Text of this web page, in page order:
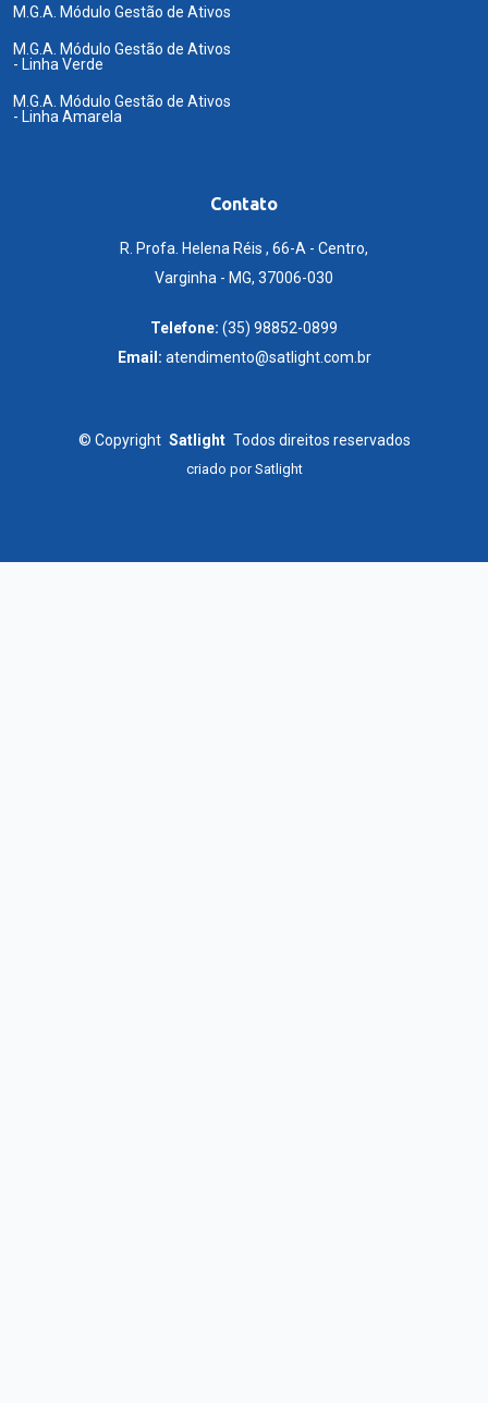
M.G.A. Módulo Gestão de Ativos
M.G.A. Módulo Gestão de Ativos
- Linha Verde
M.G.A. Módulo Gestão de Ativos
- Linha Amarela
Contato
R. Profa. Helena Réis , 66-A - Centro,
Varginha - MG, 37006-030
Telefone: (35) 98852-0899
Email: atendimento@satlight.com.br
© Copyright Satlight Todos direitos reservados
criado porSatlight